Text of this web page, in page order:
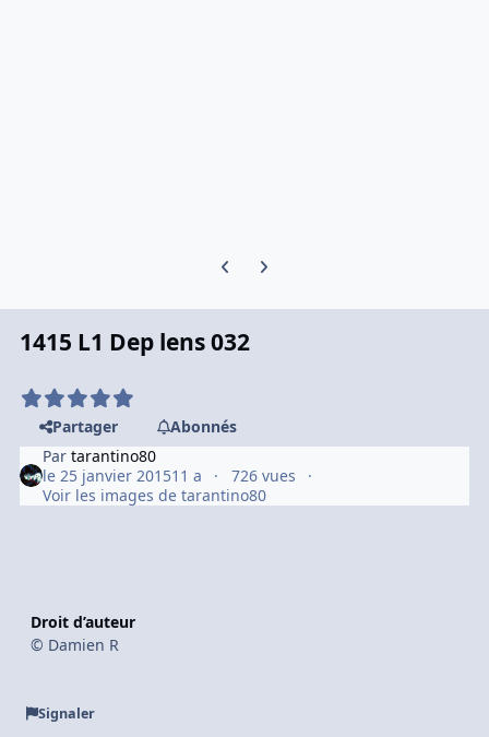
Previous carousel slide
Next carousel slide
1415 L1 Dep lens 032
Partager
Abonnés
Partarantino80
le 25 janvier 201511 a
726 vues
Voir les images de tarantino80
Droit d’auteur
© Damien R
Signaler